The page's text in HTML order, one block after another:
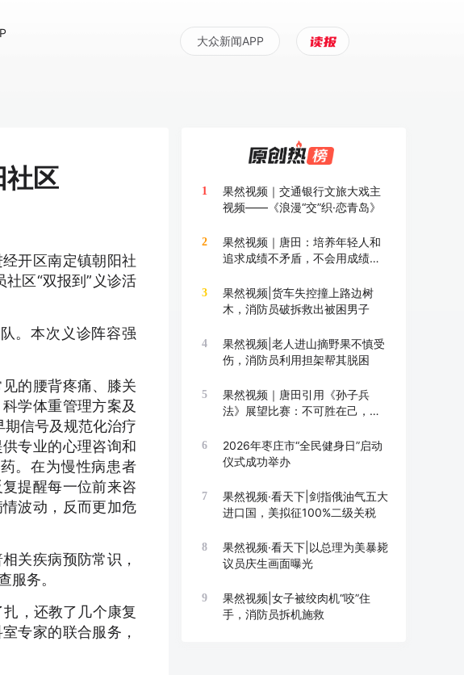
大众新闻APP
社区
开区南定镇朝阳社
区“双报到”义诊活
。本次义诊阵容强
的腰背疼痛、膝关
学体重管理方案及
期信号及规范化治疗
专业的心理咨询和
。在为慢性病患者
提醒每一位前来咨
波动，反而更加危
关疾病预防常识，
服务。
，还教了几个康复
专家的联合服务，
1
果然视频｜交通银行文旅大戏主
视频——《浪漫“交”织·恋青岛》
2
果然视频｜唐田：培养年轻人和
追求成绩不矛盾，不会用成绩换
3
果然视频|货车失控撞上路边树
木，消防员破拆救出被困男子
4
果然视频|老人进山摘野果不慎受
伤，消防员利用担架帮其脱困
5
果然视频｜唐田引用《孙子兵
法》展望比赛：不可胜在己，可
6
2026年枣庄市“全民健身日”启动
仪式成功举办
7
果然视频·看天下|剑指俄油气五大
进口国，美拟征100%二级关税
8
果然视频·看天下|以总理为美暴毙
议员庆生画面曝光
9
果然视频|女子被绞肉机“咬”住
手，消防员拆机施救